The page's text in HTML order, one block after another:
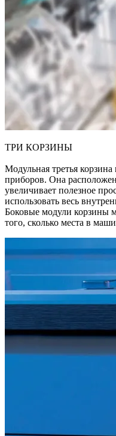
ТРИ КОРЗИНЫ
Модульная третья
приборов. Она
увеличивает полезное
использовать весь
Боковые модули корзины
того, сколько места в